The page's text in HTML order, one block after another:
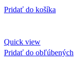
Pridať do košíka
Quick view
Pridať do obľúbených